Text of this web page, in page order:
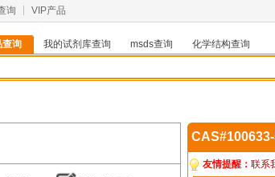
询 VIP产品
查询 我的试剂库查询 msds查询
化学结构查询
友情提醒： 联系